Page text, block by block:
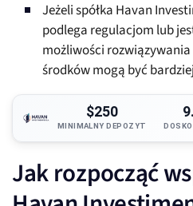
Jeżeli spółka Havan
podlega regulacjom lub
możliwości
środków mogą być
$250
MINIMALNY DEPOZYT
Jak rozpocząć